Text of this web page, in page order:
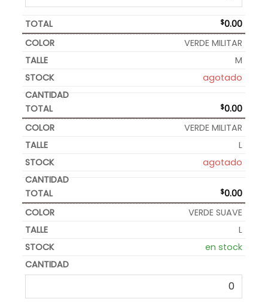
$0.00
VERDE MILITAR
M
agotado
$0.00
VERDE MILITAR
L
agotado
$0.00
VERDE SUAVE
L
en stock